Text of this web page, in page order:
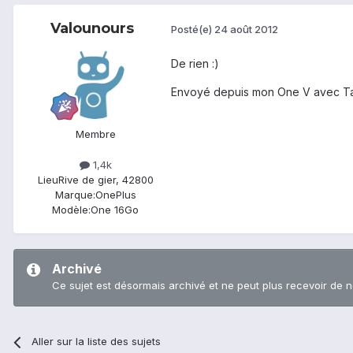
Valounours
Membre
1,4k
LieuRive de gier, 42800
Marque:OnePlus
Modèle:One 16Go
Posté(e) 24 août 2012
De rien :)
Envoyé depuis mon One V avec
Archivé
Ce sujet est désormais archivé et ne peut plus recevoir de
Aller sur la liste des sujets